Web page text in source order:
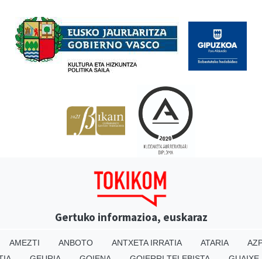
Gertuko informazioa, euskaraz
AMEZTI ANBOTO ANTXETA IRRATIA ATARIA